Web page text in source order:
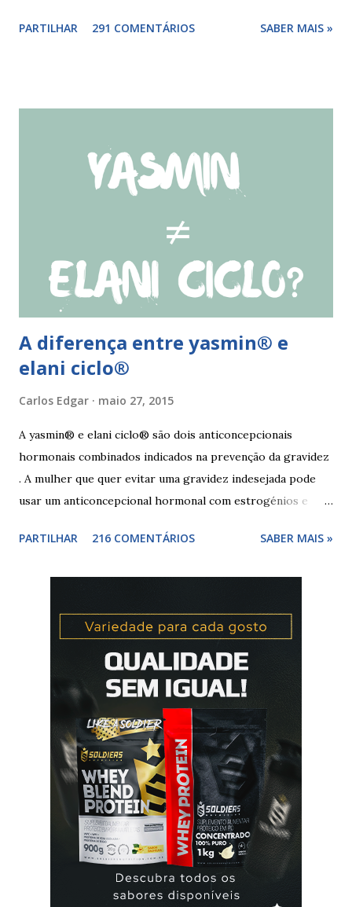
comprimido(s) esquecidos, continuar a tomar os restantes
Se o esquecimento ocorrer entre o 18° e o 24°
comprimido a mulher deve iniciar nova cartela ou carteira
esquecimento ocorrer entre o 25° e o 26° comprimido a
tomando os restantes. Se...
PARTILHAR 291 COMENTÁRIOS SABER MAIS »
A diferença entre yasmin® e
elani ciclo®
Carlos Edgar maio 27, 2015
A yasmin® e elani ciclo® são dois anticoncepcionais
hormonais combinados indicados na prevenção da gravidez
. A mulher que quer evitar uma gravidez indesejada pode
usar um anticoncepcional hormonal com estrogénios e
para não correr riscos. Os anticoncepcionais yasmin® e
mulher deve tomar um comprimido por dia, seguindo
a ordem da cartela ou blister. No final da cartela ou blister
deve fazer uma pausa de 7 dias, para menstruar. A mulher
que usa a elani ciclo® pode ter que tomar seguida, deve
seguir a recomendação de seu médico. A yasmin® e elani
ciclo® são iguais? Sim são, ambas as pílulas têm a
mesma composição hormonal, apesar da yasmin ® ter
menos comprimidos, 21 comprimidos por carte...
PARTILHAR 216 COMENTÁRIOS SABER MAIS »